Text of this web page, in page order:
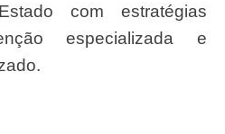
com estratégias
especializada e